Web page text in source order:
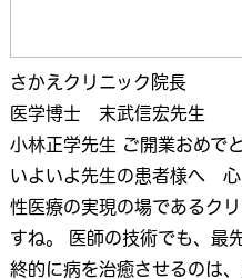
さかえクリニック院長
医学博士 末武信宏先生
小林正学先生 ご開業おめで
いよいよ先生の患者様へ
性医療の実現の場であるク
すね。 医師の技術でも、最
終的に病を治癒させるのは